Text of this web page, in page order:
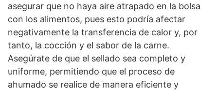
asegurar que no haya aire atrapado en la bolsa
con los alimentos, pues esto podría afectar
negativamente la transferencia de calor y, por
tanto, la cocción y el sabor de la carne.
Asegúrate de que el sellado sea completo y
uniforme, permitiendo que el proceso de
ahumado se realice de manera eficiente y